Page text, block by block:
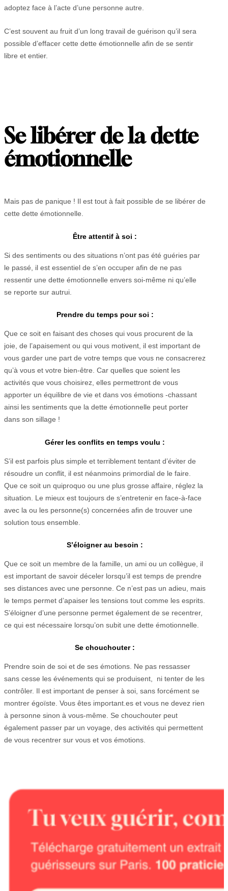
adoptez face à l’acte d’une personne autre.
C’est souvent au fruit d’un long travail de guérison qu’il sera
possible d’effacer cette dette émotionnelle afin de se sentir
libre et entier.
Se libérer de la dette
émotionnelle
Mais pas de panique ! Il est tout à fait possible de se libérer de
cette dette émotionnelle.
Être attentif à soi :
Si des sentiments ou des situations n’ont pas été guéries par
le passé, il est essentiel de s’en occuper afin de ne pas
ressentir une dette émotionnelle envers soi-même ni qu’elle
se reporte sur autrui.
Prendre du temps pour soi :
Que ce soit en faisant des choses qui vous procurent de la
joie, de l’apaisement ou qui vous motivent, il est important de
vous garder une part de votre temps que vous ne consacrerez
qu’à vous et votre bien-être. Car quelles que soient les
activités que vous choisirez, elles permettront de vous
apporter un équilibre de vie et dans vos émotions -chassant
ainsi les sentiments que la dette émotionnelle peut porter
dans son sillage !
Gérer les conflits en temps voulu :
S’il est parfois plus simple et terriblement tentant d’éviter de
résoudre un conflit, il est néanmoins primordial de le faire.
Que ce soit un quiproquo ou une plus grosse affaire, réglez la
situation. Le mieux est toujours de s’entretenir en face-à-face
avec la ou les personne(s) concernées afin de trouver une
solution tous ensemble.
S’éloigner au besoin :
Que ce soit un membre de la famille, un ami ou un collègue, il
est important de savoir déceler lorsqu’il est temps de prendre
ses distances avec une personne. Ce n’est pas un adieu, mais
le temps permet d’apaiser les tensions tout comme les esprits.
S’éloigner d’une personne permet également de se recentrer,
ce qui est nécessaire lorsqu’on subit une dette émotionnelle.
Se chouchouter :
Prendre soin de soi et de ses émotions. Ne pas ressasser
sans cesse les événements qui se produisent, ni tenter de les
contrôler. Il est important de penser à soi, sans forcément se
montrer égoïste. Vous êtes important.es et vous ne devez rien
à personne sinon à vous-même. Se chouchouter peut
également passer par un voyage, des activités qui permettent
de vous recentrer sur vous et vos émotions.